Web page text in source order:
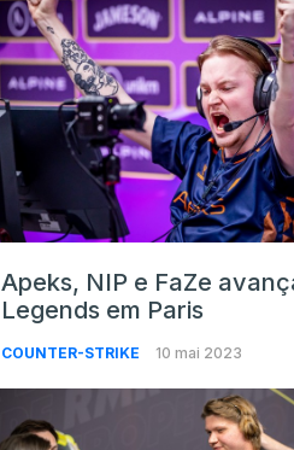
Apeks, NIP e FaZe
Legends em Paris
COUNTER-STRIKE 10 mai 2023